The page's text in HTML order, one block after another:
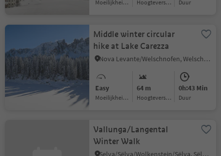
Moeilijkheidsgraad Hoogteverschil Duur
Middle winter circular
hike at Lake Carezza
Nova Levante/Welschnofen, Welschnofen/Nova Levante, Dolomites Region Eggental
Easy
Moeilijkheidsgraad
64 m
Hoogteverschil
0h:43 Min
Duur
Vallunga/Langental
Winter Walk
Selva/Sëlva/Wolkenstein/Sëlva, Sëlva/Selva di Val Gardena, Dolomites Region Val Gardena